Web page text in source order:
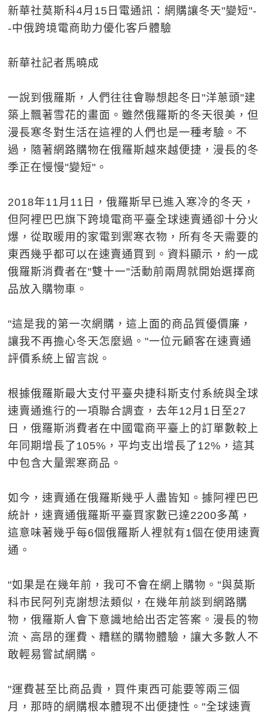
新華社莫斯科4月15日電通訊：網購讓冬天"變短"-
-中俄跨境電商助力優化客戶體驗
新華社記者馬曉成
一說到俄羅斯，人們往往會聯想起冬日"洋蔥頭"建
築上飄著雪花的畫面。雖然俄羅斯的冬天很美，但
漫長寒冬對生活在這裡的人們也是一種考驗。不
過，隨著網路購物在俄羅斯越來越便捷，漫長的冬
季正在慢慢"變短"。
2018年11月11日，俄羅斯早已進入寒冷的冬天，
但阿裡巴巴旗下跨境電商平臺全球速賣通卻十分火
爆，從取暖用的家電到禦寒衣物，所有冬天需要的
東西幾乎都可以在速賣通買到。資料顯示，約一成
俄羅斯消費者在"雙十一"活動前兩周就開始選擇商
品放入購物車。
"這是我的第一次網購，這上面的商品質優價廉，
讓我不再擔心冬天怎麼過。"一位元顧客在速賣通
評價系統上留言說。
根據俄羅斯最大支付平臺央捷科斯支付系統與全球
速賣通進行的一項聯合調查，去年12月1日至27
日，俄羅斯消費者在中國電商平臺上的訂單數較上
年同期增長了105%，平均支出增長了12%，這其
中包含大量禦寒商品。
如今，速賣通在俄羅斯幾乎人盡皆知。據阿裡巴巴
統計，速賣通俄羅斯平臺買家數已達2200多萬，
這意味著幾乎每6個俄羅斯人裡就有1個在使用速賣
通。
"如果是在幾年前，我可不會在網上購物。"與莫斯
科市民阿列克謝想法類似，在幾年前談到網路購
物，俄羅斯人會下意識地給出否定答案。漫長的物
流、高昂的運費、糟糕的購物體驗，讓大多數人不
敢輕易嘗試網購。
"運費甚至比商品貴，買件東西可能要等兩三個
月，那時的網購根本體現不出便捷性。"全球速賣